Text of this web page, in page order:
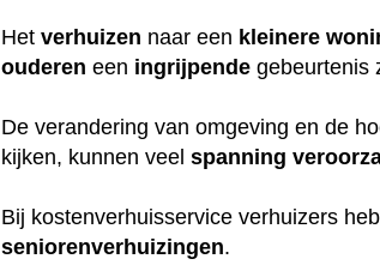
Hetverhuizen naar een kleinere
ouderen een ingrijpende gebeurtenis
De verandering van omgeving en de
kijken, kunnen veelspanning
Bij kostenverhuisservice verhuizers
seniorenverhuizingen.